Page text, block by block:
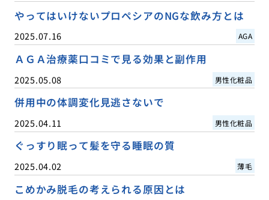
やってはいけないプロペシアのNGな飲み方とは
2025.07.16 AGA
ＡＧＡ治療薬口コミで見る効果と副作用
2025.05.08 男性化粧品
併用中の体調変化見逃さないで
2025.04.11 男性化粧品
ぐっすり眠って髪を守る睡眠の質
2025.04.02 薄毛
こめかみ脱毛の考えられる原因とは